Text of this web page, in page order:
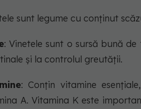
sunt legume cu conținut
: Vinetele sunt o sursă bună
și la controlul greutății.
: Conțin vitamine
A. Vitamina K este